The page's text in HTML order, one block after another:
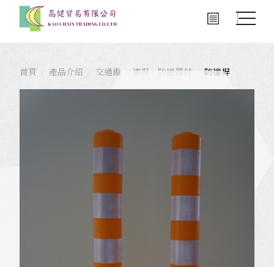
首頁 產品介紹 交通錐 、連桿、防撞器材 防撞桿